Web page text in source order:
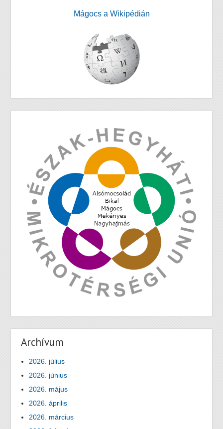
Mágocs a Wikipédián
Archívum
2026. július
2026. június
2026. május
2026. április
2026. március